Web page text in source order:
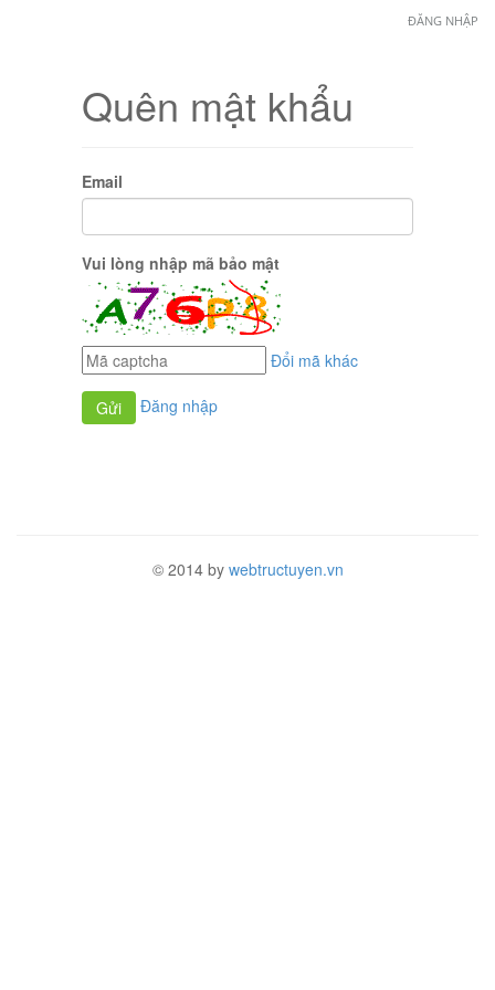
ĐĂNG NHẬP
Quên mật khẩu
Email
Vui lòng nhập mã bảo mật
Đổi mã khác
Đăng nhập
© 2014 by webtructuyen.vn